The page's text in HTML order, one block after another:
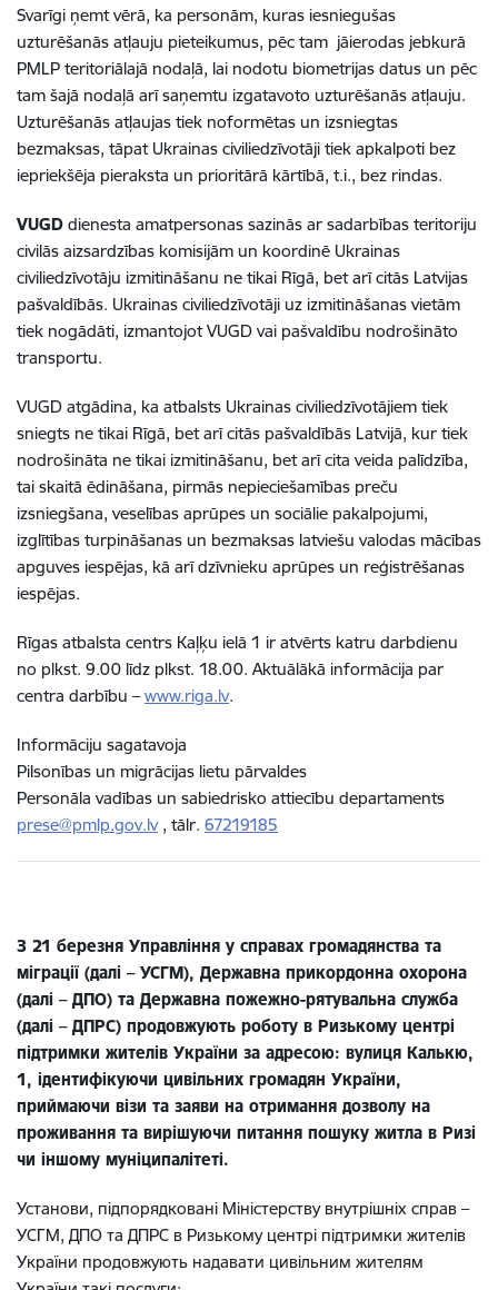
Svarīgi ņemt vērā, ka personām, kuras iesniegušas
uzturēšanās atļauju pieteikumus, pēc tam jāierodas jebkurā
PMLP teritoriālajā nodaļā, lai nodotu biometrijas datus un pēc
tam šajā nodaļā arī saņemtu izgatavoto uzturēšanās atļauju.
Uzturēšanās atļaujas tiek noformētas un izsniegtas
bezmaksas, tāpat Ukrainas civiliedzīvotāji tiek apkalpoti bez
iepriekšēja pieraksta un prioritārā kārtībā, t.i., bez rindas.
VUGD dienesta amatpersonas sazinās ar sadarbības teritoriju
civilās aizsardzības komisijām un koordinē Ukrainas
civiliedzīvotāju izmitināšanu ne tikai Rīgā, bet arī citās Latvijas
pašvaldībās. Ukrainas civiliedzīvotāji uz izmitināšanas vietām
tiek nogādāti, izmantojot VUGD vai pašvaldību nodrošināto
transportu.
VUGD atgādina, ka atbalsts Ukrainas civiliedzīvotājiem tiek
sniegts ne tikai Rīgā, bet arī citās pašvaldībās Latvijā, kur tiek
nodrošināta ne tikai izmitināšanu, bet arī cita veida palīdzība,
tai skaitā ēdināšana, pirmās nepieciešamības preču
izsniegšana, veselības aprūpes un sociālie pakalpojumi,
izglītības turpināšanas un bezmaksas latviešu valodas mācības
apguves iespējas, kā arī dzīvnieku aprūpes un reģistrēšanas
iespējas.
Rīgas atbalsta centrs Kaļķu ielā 1 ir atvērts katru darbdienu
no plkst. 9.00 līdz plkst. 18.00. Aktuālākā informācija par
centra darbību –www.riga.lv.
Informāciju sagatavoja
Pilsonības un migrācijas lietu pārvaldes
Personāla vadības un sabiedrisko attiecību departaments
prese@pmlp.gov.lv, tālr. 67219185
З 21 березня Управління у справах громадянства та
міграції (далі – УСГМ), Державна прикордонна охорона
(далі – ДПО) та Державна пожежно-рятувальна служба
(далі – ДПРС) продовжують роботу в Ризькому центрі
підтримки жителів України за адресою: вулиця Калькю,
1, ідентифікуючи цивільних громадян України,
приймаючи візи та заяви на отримання дозволу на
проживання та вирішуючи питання пошуку житла в Ризі
чи іншому муніципалітеті.
Установи, підпорядковані Міністерству внутрішніх справ –
УСГМ, ДПО та ДПРС в Ризькому центрі підтримки жителів
України продовжують надавати цивільним жителям